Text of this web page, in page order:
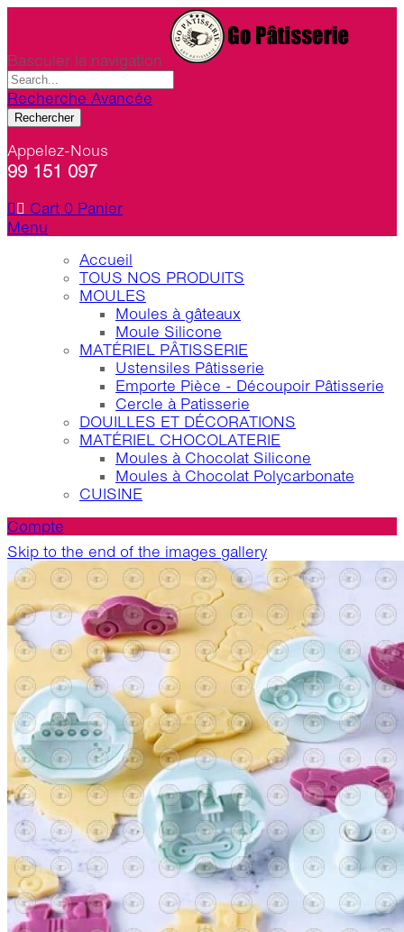
Basculer la navigation
Recherche Avancée
Rechercher
Appelez-Nous
99 151 097
Cart 0 Panier
Menu
Accueil
TOUS NOS PRODUITS
MOULES
Moules à gâteaux
Moule Silicone
MATÉRIEL PÂTISSERIE
Ustensiles Pâtisserie
Emporte Pièce - Découpoir Pâtisserie
Cercle à Patisserie
DOUILLES ET DÉCORATIONS
MATÉRIEL CHOCOLATERIE
Moules à Chocolat Silicone
Moules à Chocolat Polycarbonate
CUISINE
Compte
Skip to the end of the images gallery